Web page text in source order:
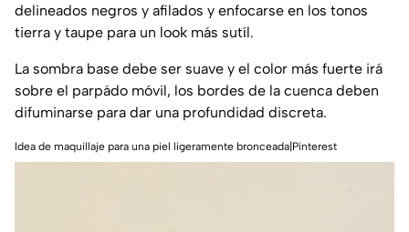
delineados negros y afilados y enfocarse en los tonos
tierra y taupe para un look más sutíl.
La sombra base debe ser suave y el color más fuerte irá
sobre el parpádo móvil, los bordes de la cuenca deben
difuminarse para dar una profundidad discreta.
Idea de maquillaje para una piel ligeramente bronceada|Pinterest